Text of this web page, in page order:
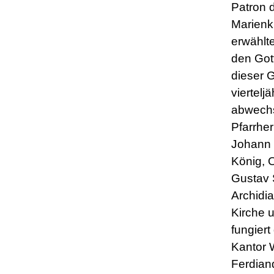
Patron
den
dieser
Johann
König,
Gustav
Kirche
fungiert
Kantor